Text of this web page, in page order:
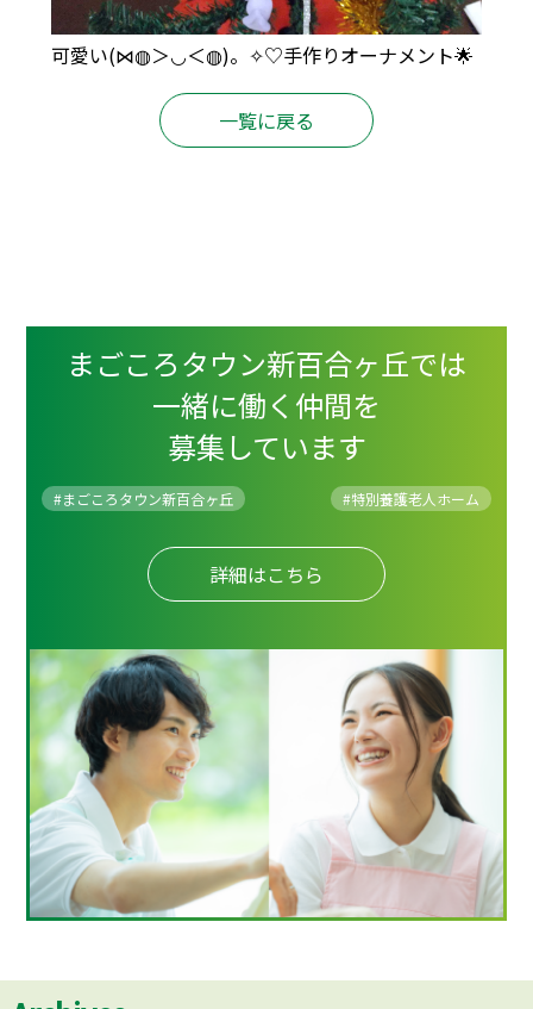
可愛い(⋈◍＞◡＜◍)。✧♡手作りオーナメント🌟
一覧に戻る
まごころタウン新百合ヶ丘では
一緒に働く仲間を
募集しています
#まごころタウン新百合ヶ丘 #特別養護老人ホーム
詳細はこちら